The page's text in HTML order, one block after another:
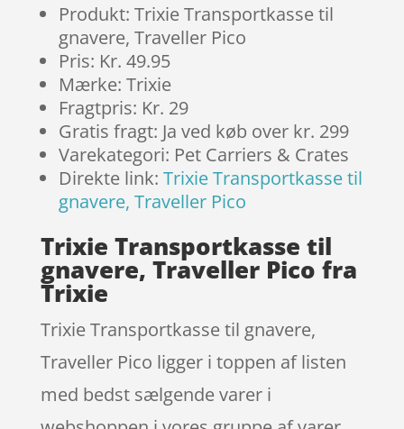
Produkt: Trixie Transportkasse til
gnavere, Traveller Pico
Pris: Kr. 49.95
Mærke: Trixie
Fragtpris: Kr. 29
Gratis fragt: Ja ved køb over kr. 299
Varekategori: Pet Carriers & Crates
Direkte link: Trixie Transportkasse til
gnavere, Traveller Pico
Trixie Transportkasse til
gnavere, Traveller Pico fra
Trixie
Trixie Transportkasse til gnavere,
Traveller Pico ligger i toppen af listen
med bedst sælgende varer i